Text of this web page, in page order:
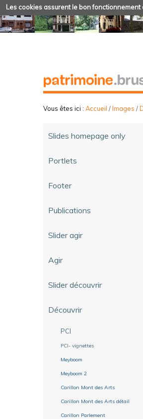
Les cookies assurent le bon
Vous êtes ici : Accueil /Images /
Slides homepage only
Portlets
Footer
Publications
Slider agir
Agir
Slider découvrir
Découvrir
PCI
PCI- vignettes
Meyboom
Meyboom 2
Carillon Mont des Arts
Carillon Mont des Arts détail
Carillon Parlement